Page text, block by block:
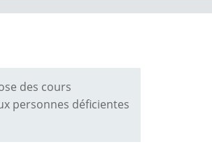
des cours
personnes déficientes